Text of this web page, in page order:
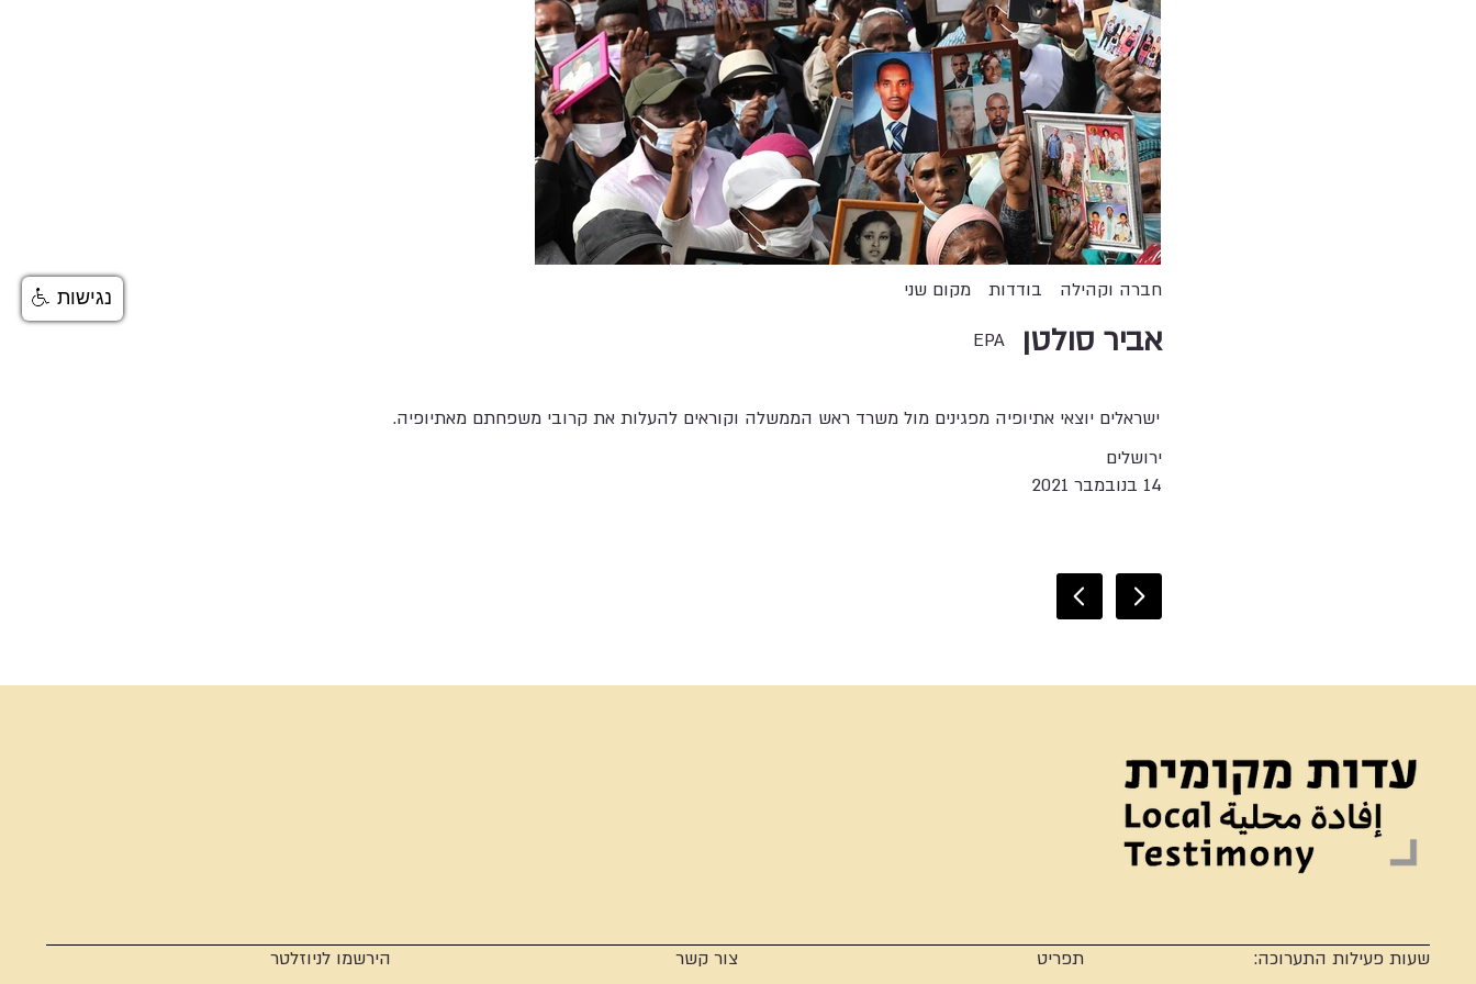
מקום שני בודדות חברה וקהילה
אביר סולטן EPA
ישראלים יוצאי אתיופיה מפגינים מול משרד ראש הממשלה וקוראים להעלות את קרובי משפחתם מאתיופיה.
ירושלים
14 בנובמבר 2021
שעות פעילות התערוכה: תפריט צור קשר הירשמו לניוזלטר
נגישות